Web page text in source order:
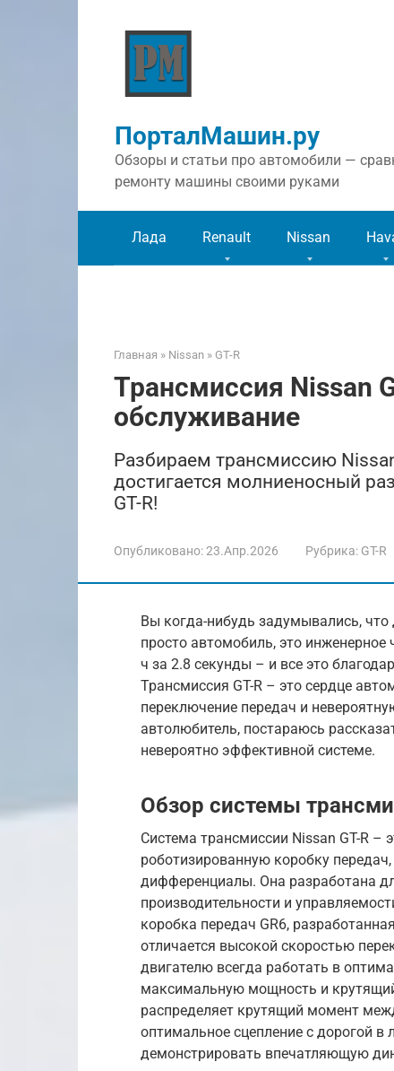
ПорталМашин.ру
Обзоры и статьи про автомобили —
ремонту машины своими руками
Лада Renault Nissan
Главная » Nissan » GT-R
Трансмиссия Nissan
обслуживание
Разбираем трансмиссию
достигается молниеносный
GT-R!
Опубликовано:23.Апр.2026 Рубрика: GT-R
Вы когда-нибудь задумывались, что
просто автомобиль, это
ч за 2.8 секунды – и все это
Трансмиссия GT-R – это сердце
переключение передач и
автолюбитель, постараюсь
невероятно эффективной системе.
Обзор системы
Система трансмиссии Nissan GT-R
роботизированную коробку
дифференциалы. Она разработана
производительности и
коробка передач GR6,
отличается высокой скоростью
двигателю всегда работать в
максимальную мощность и
распределяет крутящий момент
оптимальное сцепление с дорогой в
демонстрировать впечатляющую